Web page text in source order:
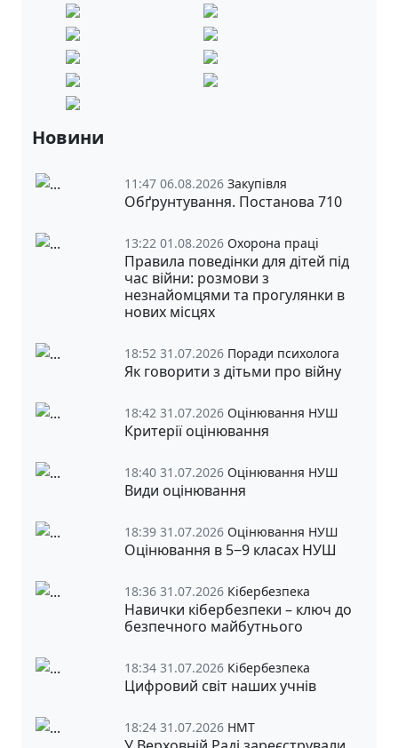
Новини
11:47 06.08.2026 Закупівля
Обґрунтування. Постанова 710
13:22 01.08.2026 Охорона праці
Правила поведінки для дітей під
час війни: розмови з
незнайомцями та прогулянки в
нових місцях
18:52 31.07.2026 Поради психолога
Як говорити з дітьми про війну
18:42 31.07.2026 Оцінювання НУШ
Критерії оцінювання
18:40 31.07.2026 Оцінювання НУШ
Види оцінювання
18:39 31.07.2026 Оцінювання НУШ
Оцінювання в 5‒9 класах НУШ
18:36 31.07.2026 Кібербезпека
Навички кібербезпеки – ключ до
безпечного майбутнього
18:34 31.07.2026 Кібербезпека
Цифровий світ наших учнів
18:24 31.07.2026 НМТ